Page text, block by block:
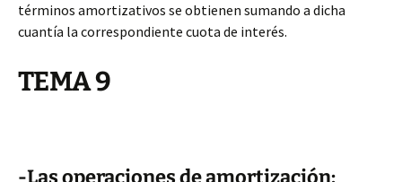
términos amortizativos se obtienen sumando a dicha
cuantía la correspondiente cuota de interés.
TEMA 9
-Las operaciones de amortización: